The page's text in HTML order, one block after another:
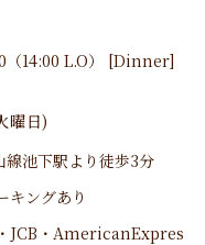
（14:00 L.O） [Dinner]
曜日)
池下駅より徒歩3分
キングあり
JCB・AmericanExpres